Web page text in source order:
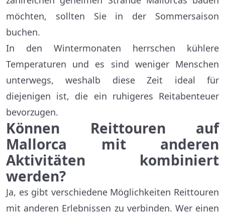
möchten, sollten Sie in der Sommersaison
buchen.
In den Wintermonaten herrschen kühlere
Temperaturen und es sind weniger Menschen
unterwegs, weshalb diese Zeit ideal für
diejenigen ist, die ein ruhigeres Reitabenteuer
bevorzugen.
Können Reittouren auf
Mallorca mit anderen
Aktivitäten kombiniert
werden?
Ja, es gibt verschiedene Möglichkeiten Reittouren
mit anderen Erlebnissen zu verbinden. Wer einen